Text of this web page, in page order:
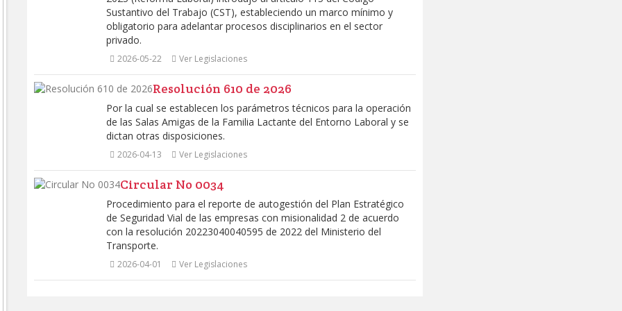
Sustantivo del Trabajo (CST), estableciendo un marco mínimo y
obligatorio para adelantar procesos disciplinarios en el sector
privado.
2026-05-22 Ver Legislaciones
Resolución 610 de 2026
Por la cual se establecen los parámetros técnicos para la operación
de las Salas Amigas de la Familia Lactante del Entorno Laboral y se
dictan otras disposiciones.
2026-04-13 Ver Legislaciones
Circular No 0034
Procedimiento para el reporte de autogestión del Plan Estratégico
de Seguridad Vial de las empresas con misionalidad 2 de acuerdo
con la resolución 20223040040595 de 2022 del Ministerio del
Transporte.
2026-04-01 Ver Legislaciones